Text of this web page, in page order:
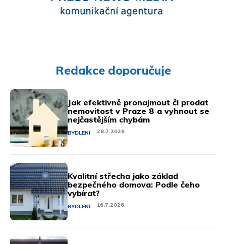
Redakce doporučuje
Jak efektivně pronajmout či prodat
nemovitost v Praze 8 a vyhnout se
nejčastějším chybám
BYDLENÍ 28.7.2026
Kvalitní střecha jako základ
bezpečného domova: Podle čeho
vybírat?
BYDLENÍ 16.7.2026